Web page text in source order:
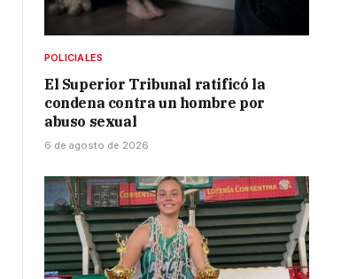
POLICIALES
El Superior Tribunal ratificó la
condena contra un hombre por
abuso sexual
6 de agosto de 2026